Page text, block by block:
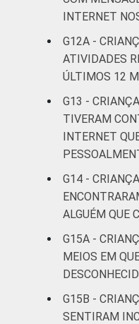
CLASSE
SOCIAL
Estudos para
Sociedade da
Pesquisa
Online Brasil
meio de
INTERNET
G12A -
ATIVIDADES
ÚLTIMOS 12
G13 -
TIVERAM
INTERNET
G14 -
ALGUÉM QUE
G15A -
MEIOS EM
G15B -
SENTIRAM